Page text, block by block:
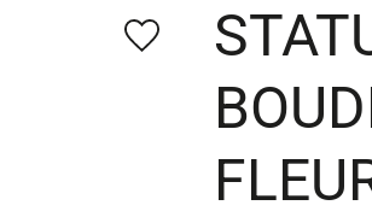
favorite_border